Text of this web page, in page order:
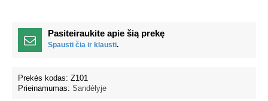
Pasiteiraukite apie šią prekę
Spausti čia ir klausti.
Prekės kodas: Z101
Prieinamumas: Sandėlyje